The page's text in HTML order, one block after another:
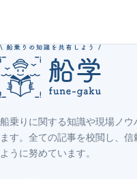
船乗りに関する知識や現場ノ
ます。全ての記事を校閲し、
ように努めています。